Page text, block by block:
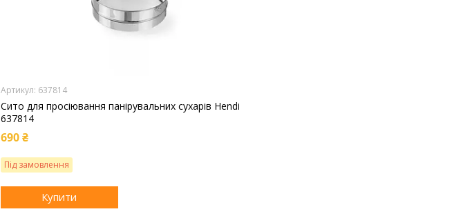
637814
Сито для просіювання панірувальних сухарів Hendi
637814
690 ₴
Під замовлення
Купити